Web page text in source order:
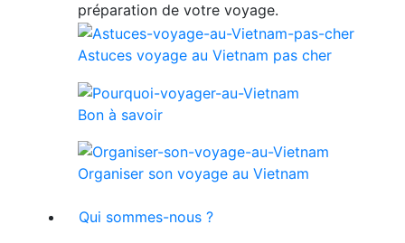
préparation de votre voyage.
Astuces voyage au Vietnam pas cher
Bon à savoir
Organiser son voyage au Vietnam
Qui sommes-nous ?